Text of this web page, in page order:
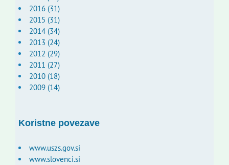
2016 (31)
2015 (31)
2014 (34)
2013 (24)
2012 (29)
2011 (27)
2010 (18)
2009 (14)
Koristne povezave
www.uszs.gov.si
www.slovenci.si